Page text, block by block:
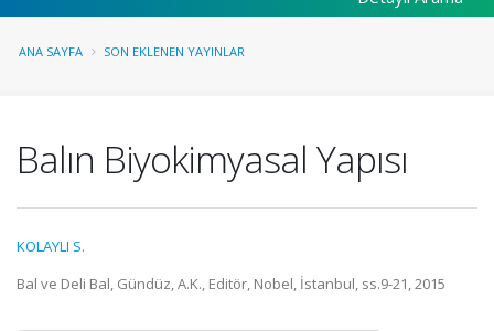
ANA SAYFA SON EKLENEN YAYINLAR
Balın Biyokimyasal Yapısı
KOLAYLI S.
Bal ve Deli Bal, Gündüz, A.K., Editör, Nobel, İstanbul, ss.9-21, 2015